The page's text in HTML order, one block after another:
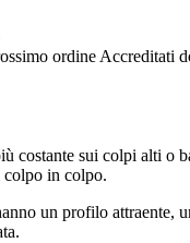
ordine Accreditati
costante sui colpi alti o
in colpo.
un profilo attraente,